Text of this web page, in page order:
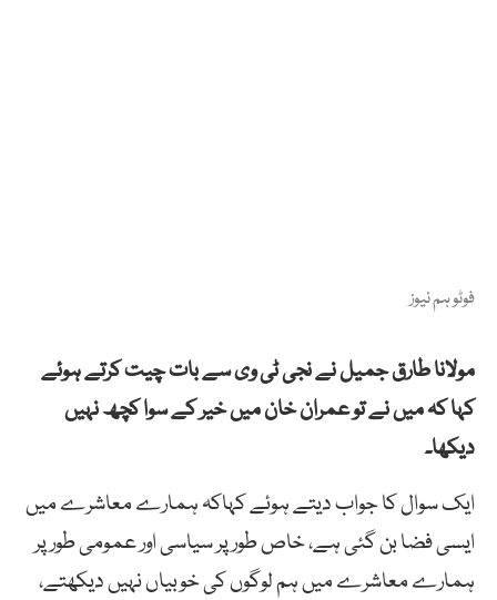
فوٹو ہم نیوز
مولانا طارق جمیل نے نجی ٹی وی سے بات چیت کرتے ہوئے
کہا کہ میں نے تو عمران خان میں خیر کے سوا کچھ نہیں
دیکھا۔
ایک سوال کا جواب دیتے ہوئے کہاکہ ہمارے معاشرے میں
ایسی فضا بن گئی ہے، خاص طور پر سیاسی اور عمومی طور پر
ہمارے معاشرے میں ہم لوگوں کی خوبیاں نہیں دیکھتے،